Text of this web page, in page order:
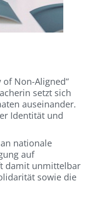
Non-Aligned“
setzt sich
auseinander.
Identität und
nationale
auf
damit unmittelbar
sowie die